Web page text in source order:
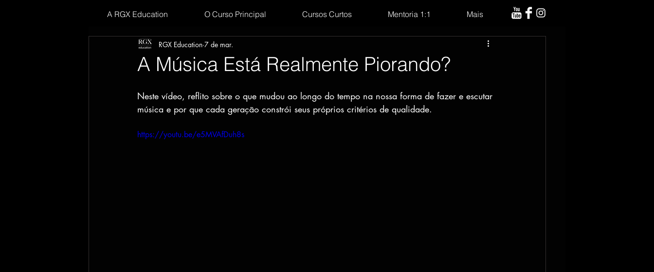
A RGX Education O Curso Principal Cursos Curtos Mentoria 1:1 Mais
A Música Está Realmente Piorando?
RGX Education 7 de mar.
Neste vídeo, reflito sobre o que mudou ao longo do tempo na nossa forma de fazer e escutar
música e por que cada geração constrói seus próprios critérios de qualidade.
https://youtu.be/e5MVAfDuh8s